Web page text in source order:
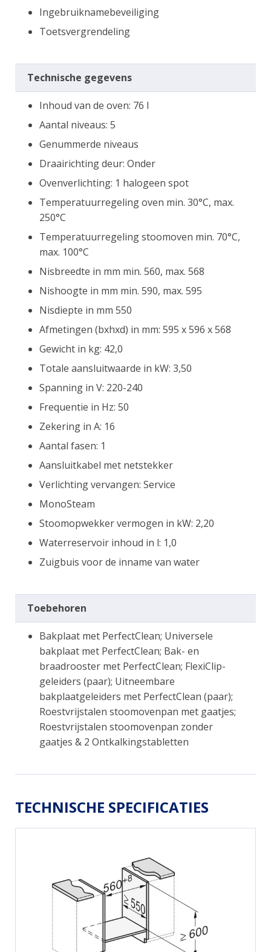
Ingebruiknamebeveiliging
Toetsvergrendeling
Technische gegevens
Inhoud van de oven: 76 l
Aantal niveaus: 5
Genummerde niveaus
Draairichting deur: Onder
Ovenverlichting: 1 halogeen spot
Temperatuurregeling oven min. 30°C, max.
250°C
Temperatuurregeling stoomoven min. 70°C,
max. 100°C
Nisbreedte in mm min. 560, max. 568
Nishoogte in mm min. 590, max. 595
Nisdiepte in mm 550
Afmetingen (bxhxd) in mm: 595 x 596 x 568
Gewicht in kg: 42,0
Totale aansluitwaarde in kW: 3,50
Spanning in V: 220-240
Frequentie in Hz: 50
Zekering in A: 16
Aantal fasen: 1
Aansluitkabel met netstekker
Verlichting vervangen: Service
MonoSteam
Stoomopwekker vermogen in kW: 2,20
Waterreservoir inhoud in l: 1,0
Zuigbuis voor de inname van water
Toebehoren
Bakplaat met PerfectClean; Universele
bakplaat met PerfectClean; Bak- en
braadrooster met PerfectClean; FlexiClip-
geleiders (paar); Uitneembare
bakplaatgeleiders met PerfectClean (paar);
Roestvrijstalen stoomovenpan met gaatjes;
Roestvrijstalen stoomovenpan zonder
gaatjes & 2 Ontkalkingstabletten
TECHNISCHE SPECIFICATIES